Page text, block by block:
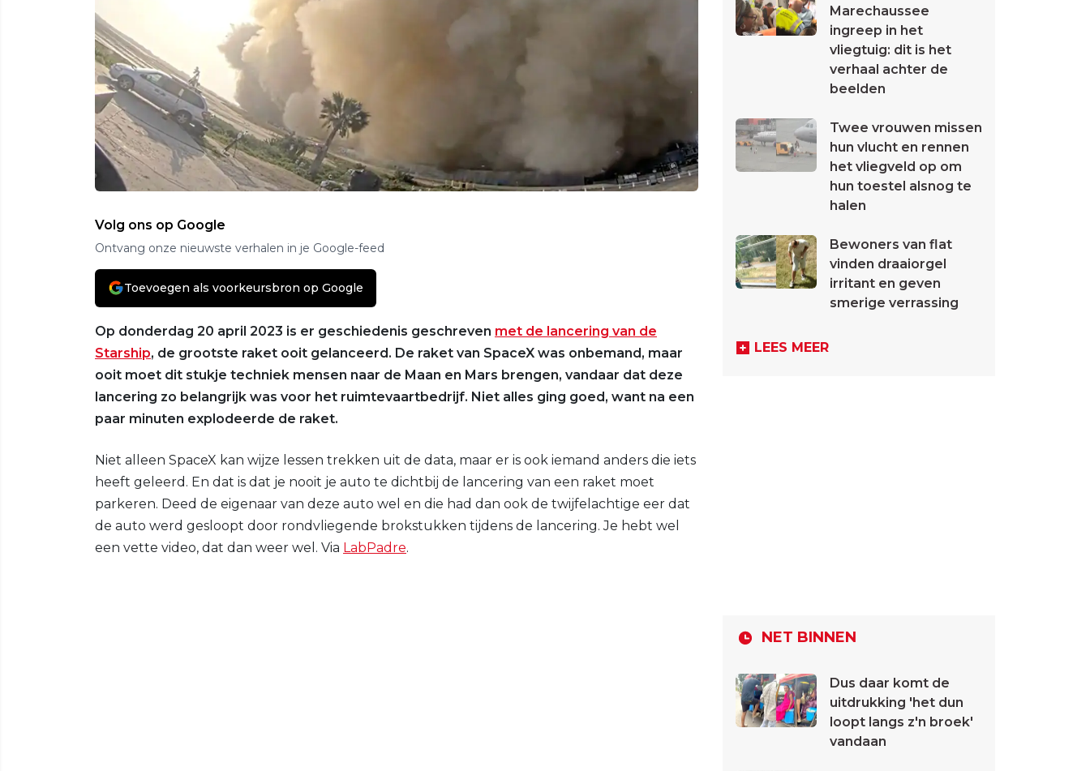
Volg ons op Google
Ontvang onze nieuwste verhalen in je Google-feed
Toevoegen als voorkeursbron op Google
Op donderdag 20 april 2023 is er geschiedenis geschreven met de lancering van de
Starship, de grootste raket ooit gelanceerd. De raket van SpaceX was onbemand, maar
ooit moet dit stukje techniek mensen naar de Maan en Mars brengen, vandaar dat deze
lancering zo belangrijk was voor het ruimtevaartbedrijf. Niet alles ging goed, want na een
paar minuten explodeerde de raket.
Niet alleen SpaceX kan wijze lessen trekken uit de data, maar er is ook iemand anders die iets
heeft geleerd. En dat is dat je nooit je auto te dichtbij de lancering van een raket moet
parkeren. Deed de eigenaar van deze auto wel en die had dan ook de twijfelachtige eer dat
de auto werd gesloopt door rondvliegende brokstukken tijdens de lancering. Je hebt wel
een vette video, dat dan weer wel. Via LabPadre.
Marechaussee
ingreep in het
vliegtuig: dit is het
verhaal achter de
beelden
Twee vrouwen missen
hun vlucht en rennen
het vliegveld op om
hun toestel alsnog te
halen
Bewoners van flat
vinden draaiorgel
irritant en geven
smerige verrassing
LEES MEER
NET BINNEN
Dus daar komt de
uitdrukking 'het dun
loopt langs z'n broek'
vandaan